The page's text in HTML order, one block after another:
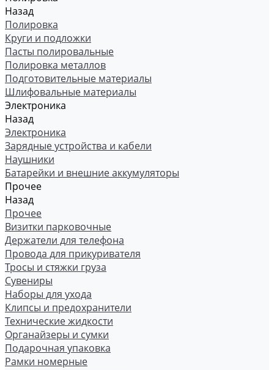
Назад
Полировка
Круги и подложки
Пасты полировальные
Полировка металлов
Подготовительные материалы
Шлифовальные материалы
Электроника
Назад
Электроника
Зарядные устройства и кабели
Наушники
Батарейки и внешние аккумуляторы
Прочее
Назад
Прочее
Визитки парковочные
Держатели для телефона
Провода для прикуривателя
Тросы и стяжки груза
Сувениры
Наборы для ухода
Клипсы и предохранители
Технические жидкости
Органайзеры и сумки
Подарочная упаковка
Рамки номерные